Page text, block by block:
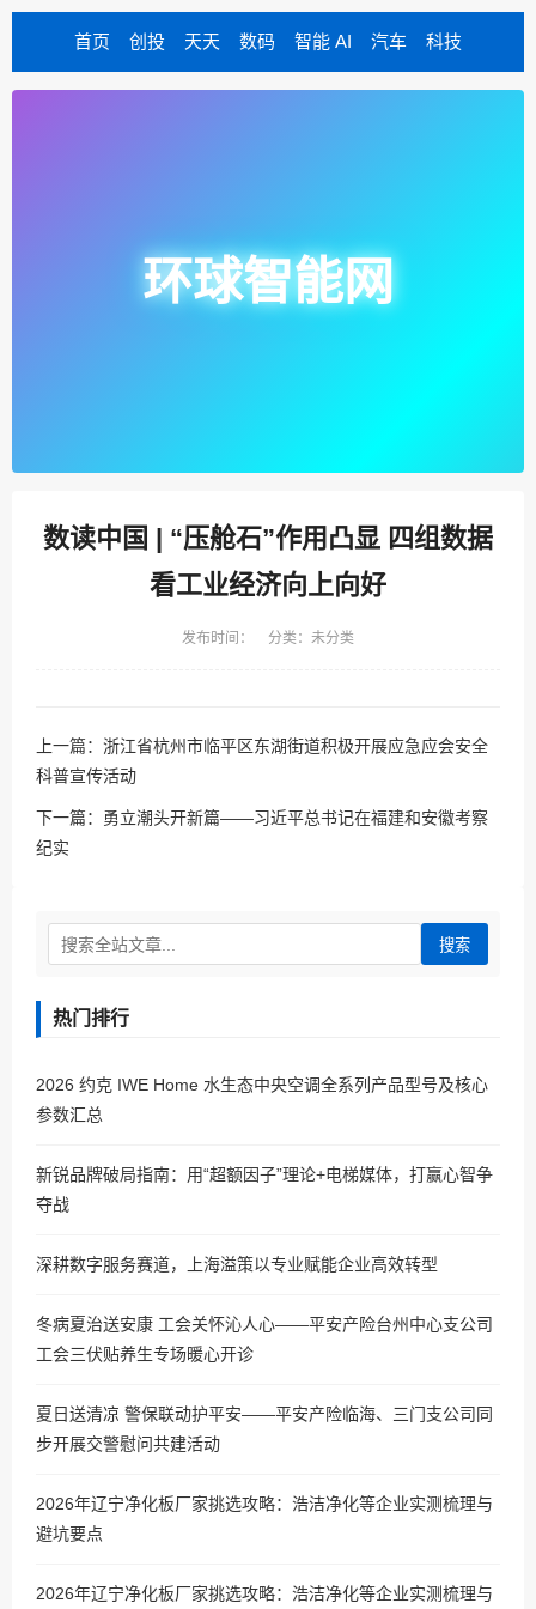
首页 创投 天天 数码 智能 AI 汽车 科技
环球智能网
数读中国 | “压舱石”作用凸显 四组数据
看工业经济向上向好
发布时间： 分类：未分类
上一篇： 浙江省杭州市临平区东湖街道积极开展应急应会安全
科普宣传活动
下一篇： 勇立潮头开新篇——习近平总书记在福建和安徽考察
纪实
搜索
热门排行
2026 约克 IWE Home 水生态中央空调全系列产品型号及核心
参数汇总
新锐品牌破局指南：用“超额因子”理论+电梯媒体，打赢心智争
夺战
深耕数字服务赛道，上海溢策以专业赋能企业高效转型
冬病夏治送安康 工会关怀沁人心——平安产险台州中心支公司
工会三伏贴养生专场暖心开诊
夏日送清凉 警保联动护平安——平安产险临海、三门支公司同
步开展交警慰问共建活动
2026年辽宁净化板厂家挑选攻略：浩洁净化等企业实测梳理与
避坑要点
2026年辽宁净化板厂家挑选攻略：浩洁净化等企业实测梳理与